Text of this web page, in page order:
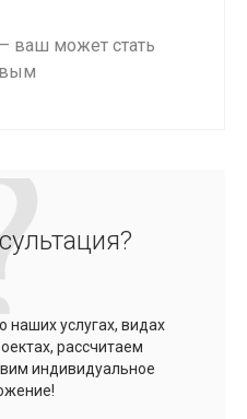
ваш может стать
наших услугах, видах
рассчитаем
индивидуальное